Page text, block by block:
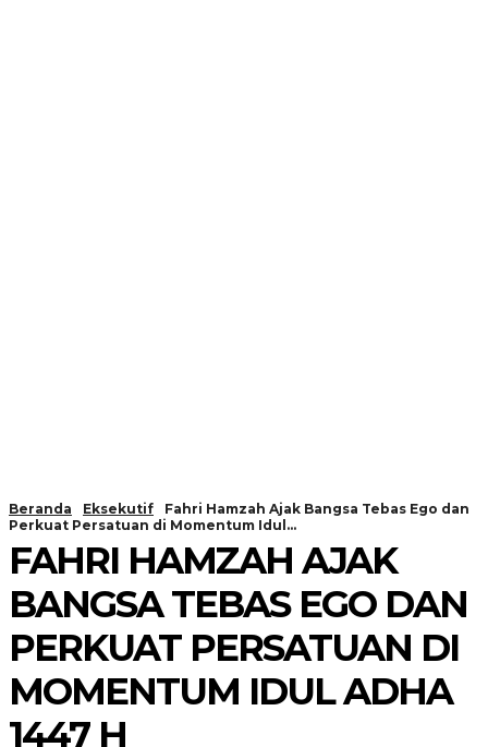
Beranda Eksekutif
Fahri Hamzah Ajak Bangsa Tebas Ego dan
Perkuat Persatuan di Momentum Idul...
FAHRI HAMZAH AJAK
BANGSA TEBAS EGO DAN
PERKUAT PERSATUAN DI
MOMENTUM IDUL ADHA
1447 H